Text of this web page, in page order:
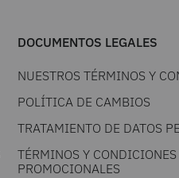
DOCUMENTOS LEGALES
NUESTROS TÉRMINOS Y
POLÍTICA DE CAMBIOS
TRATAMIENTO DE DATOS
TÉRMINOS Y CONDICIONES
PROMOCIONALES